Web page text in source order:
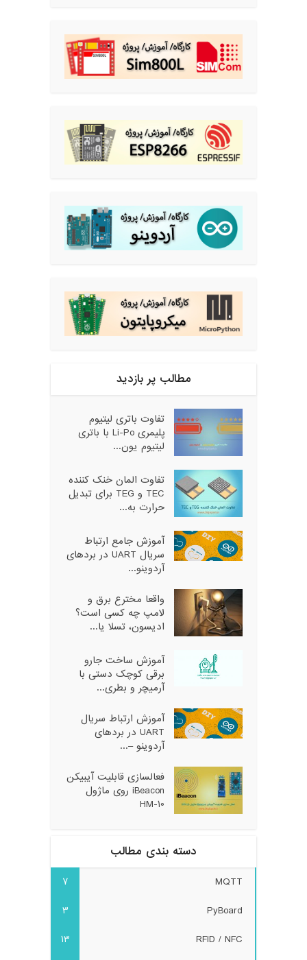
مطالب پر بازدید
تفاوت باتری لیتیوم
پلیمری Li-Po با باتری
لیتیوم یون...
تفاوت المان خنک کننده
TEC و TEG برای تبدیل
حرارت به...
آموزش جامع ارتباط
سریال UART در بردهای
آردوینو...
واقعا مخترع برق و
لامپ چه کسی است؟
ادیسون، تسلا یا...
آموزش ساخت جارو
برقی کوچک دستی با
آرمیچر و بطری...
آموزش ارتباط سریال
UART در بردهای
آردوینو –...
فعالسازی قابلیت آیبیکن
iBeacon روی ماژول
HM-10
دسته بندی مطالب
MQTT
7
PyBoard
3
RFID / NFC
13